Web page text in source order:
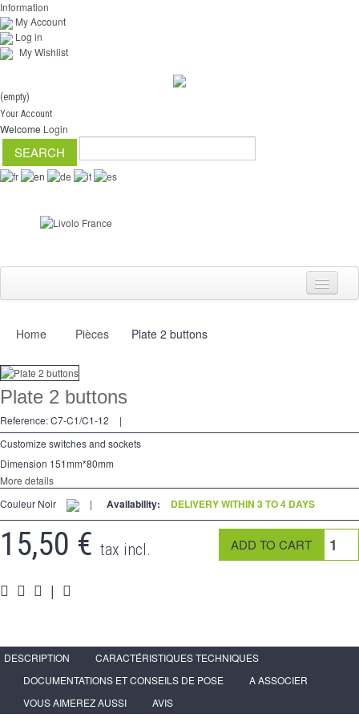
Information
My Account
Log in
My Wishlist
(empty)
Your Account
Welcome Login
Switch
Dimmer
2 Ways
Socket
Spéciales
Accessories
Pièces
Reseller program - LIVOLO France Official Website
Home Pièces Plate 2 buttons
Plate 2 buttons
Reference:C7-C1/C1-12
|
Customize switches and sockets
Dimension 151mm*80mm
More details
Couleur Noir
| Availability: DELIVERY WITHIN 3 TO 4 DAYS
15,50 € tax incl.
|
DESCRIPTION
CARACTÉRISTIQUES TECHNIQUES
DOCUMENTATIONS ET CONSEILS DE POSE
A ASSOCIER
VOUS AIMEREZ AUSSI
AVIS